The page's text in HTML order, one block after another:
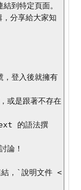
到特定頁面。
分享給大家知
，登入後就擁有
或是跟著不存在
的語法撰
論！
，`說明文件 <